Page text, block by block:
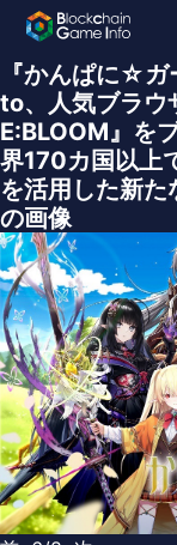
『かんぱに☆
to、人気ブラウ
E:BLOOM』を
界170カ国以上
を活用した新
の画像